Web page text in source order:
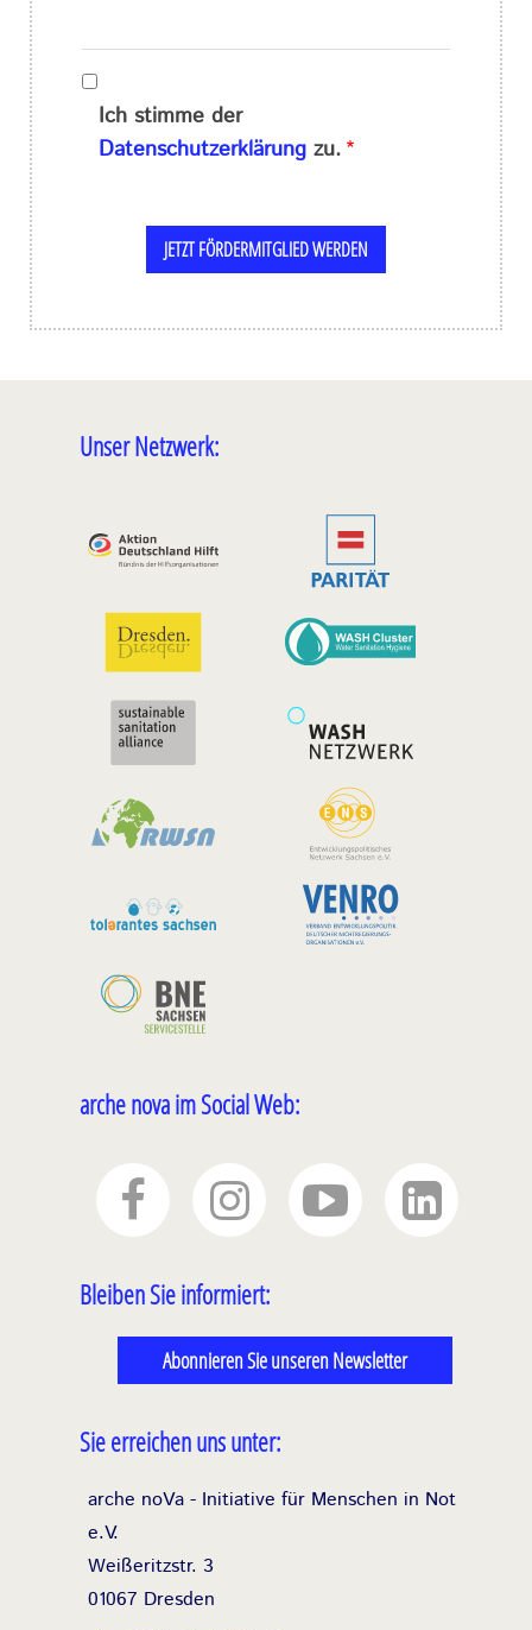
Ich stimme der
Datenschutzerklärung zu.
JETZT FÖRDERMITGLIED WERDEN
Unser Netzwerk:
arche nova im Social Web:
Bleiben Sie informiert:
Abonnieren Sie unseren Newsletter
Sie erreichen uns unter:
arche noVa - Initiative für Menschen in Not
e.V.
Weißeritzstr. 3
01067 Dresden